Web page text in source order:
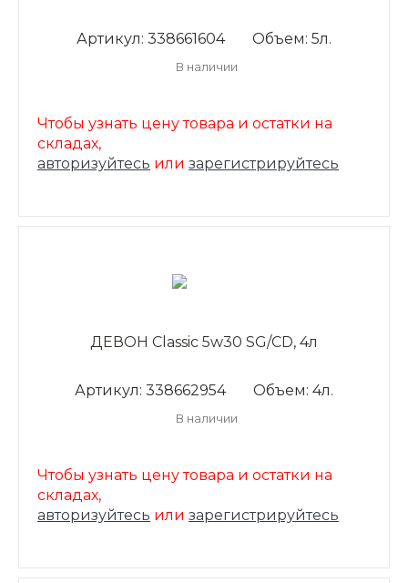
Артикул: 338661604 Объем: 5л.
В наличии
Чтобы узнать цену товара и остатки на
складах,
авторизуйтесь или зарегистрируйтесь
ДЕВОН Classic 5w30 SG/CD, 4л
Артикул: 338662954 Объем: 4л.
В наличии
Чтобы узнать цену товара и остатки на
складах,
авторизуйтесь или зарегистрируйтесь